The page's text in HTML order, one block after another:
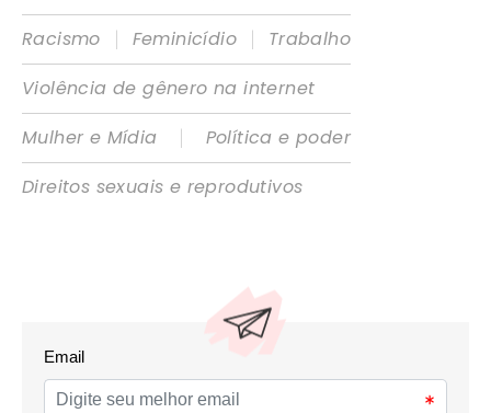
Racismo
| Feminicídio |
Trabalho
Violência de gênero na internet
Mulher e Mídia
|
Política e poder
Direitos sexuais e reprodutivos